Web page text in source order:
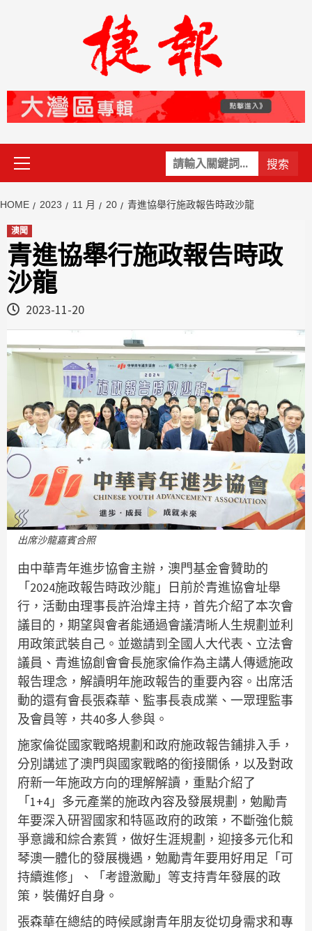
關
鍵
Primary
Menu
HOME 2023 11 月 20 青進協舉行施政報告時政沙龍
澳聞
青進協舉行施政報告時政
沙龍
2023-11-20
出席沙龍嘉賓合照
由中華青年進步協會主辦，澳門基金會贊助的
「2024施政報告時政沙龍」日前於青進協會址舉
行，活動由理事長許治煒主持，首先介紹了本次會
議目的，期望與會者能通過會議清晰人生規劃並利
用政策武裝自己。並邀請到全國人大代表、立法會
議員、青進協創會會長施家倫作為主講人傳遞施政
報告理念，解讀明年施政報告的重要內容。出席活
動的還有會長張森華、監事長袁成業、一眾理監事
及會員等，共40多人參與。
施家倫從國家戰略規劃和政府施政報告鋪排入手，
分別講述了澳門與國家戰略的銜接關係，以及對政
府新一年施政方向的理解解讀，重點介紹了
「1+4」多元產業的施政內容及發展規劃，勉勵青
年要深入研習國家和特區政府的政策，不斷強化競
爭意識和綜合素質，做好生涯規劃，迎接多元化和
琴澳一體化的發展機遇，勉勵青年要用好用足「可
持續進修」、「考證激勵」等支持青年發展的政
策，裝備好自身。
張森華在總結的時候感謝青年朋友從切身需求和專